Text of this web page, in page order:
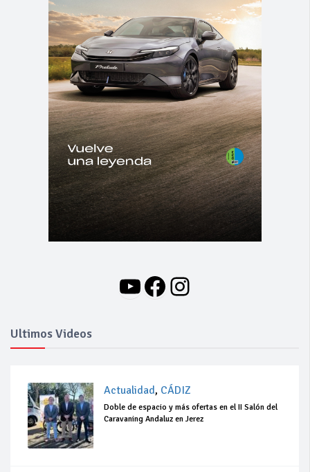
YouTube
Facebook
Instagram
Ultimos Videos
Actualidad, CÁDIZ
Doble de espacio y más ofertas en el II Salón del
Caravaning Andaluz en Jerez